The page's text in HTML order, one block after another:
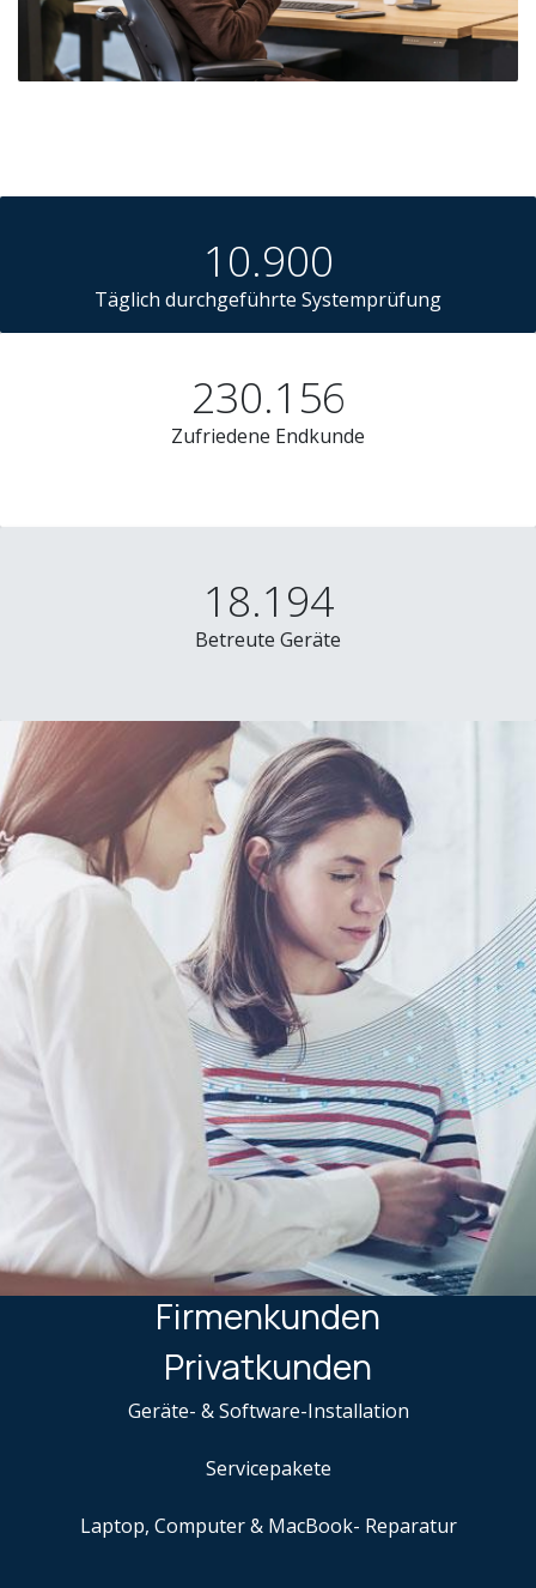
10.900
Täglich durchgeführte Systemprüfung
230.156
Zufriedene Endkunde
18.194
Betreute Geräte
Firmenkunden
Privatkunden
Geräte- & Software-Installation
Servicepakete
Laptop, Computer & MacBook- Reparatur